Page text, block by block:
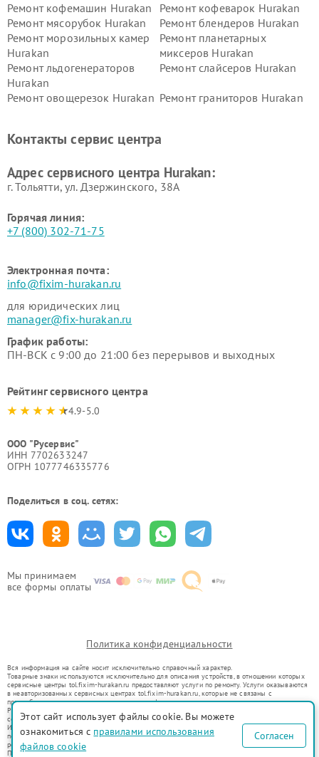
Мы принимаем
все формы оплаты
Ремонт кофемашин Hurakan
Ремонт кофеварок Hurakan
Ремонт мясорубок Hurakan
Ремонт блендеров Hurakan
Ремонт морозильных камер
Hurakan
Ремонт планетарных
миксеров Hurakan
Ремонт льдогенераторов
Hurakan
Ремонт слайсеров Hurakan
Ремонт овощерезок Hurakan Ремонт граниторов Hurakan
Hurakan
Контакты сервис центра
Адрес сервисного центра Hurakan:
г. Тольятти, ул. Дзержинского, 38А
Горячая линия:
+7 (800) 302-71-75
Электронная почта:
info@fixim-hurakan.ru
для юридических лиц
manager@fix-hurakan.ru
График работы:
ПН-ВСК с 9:00 до 21:00 без перерывов и выходных
Рейтинг сервисного центра
4.9-5.0
ООО "Русервис"
ИНН 7702633247
ОГРН 1077746335776
Поделиться в соц. сетях:
Политика конфиденциальности
Вся информация на сайте носит исключительно справочный характер.
Товарные знаки используются исключительно для описания устройств, в отношении которых
сервисные центры tol.fixim-hurakan.ru предоставляют услуги по ремонту. Услуги оказываются
в неавторизованных сервисных центрах tol.fixim-hurakan.ru, которые не связаны с
правообладателями товарных знаков или их официальными представителями.
Ремонт осуществляется для устройств, уже введенных в гражданский оборот в соответствии
со статьей 1487 ГК РФ.
Использование товарных знаков не преследует цели индивидуализации услуг или введения
потребителей в заблуждение, а служит для информирования о предоставляемых услугах по
ремонту техники указанных брендов.
Представленная на сайте информация не является публичной офертой, определяемой
Этот сайт использует файлы cookie. Вы можете
ознакомиться с правилами использования
файлов cookie
Согласен